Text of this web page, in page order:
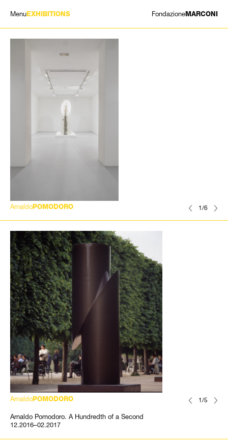
1/6
Arnaldo POMODORO
1/5
ArnaldoPOMODORO
Arnaldo Pomodoro. A Hundredth of a Second
12.2016–02.2017
Menu EXHIBITIONS FondazioneMARCONI
MOSTRE
ARTISTI
GIÓMARCONI